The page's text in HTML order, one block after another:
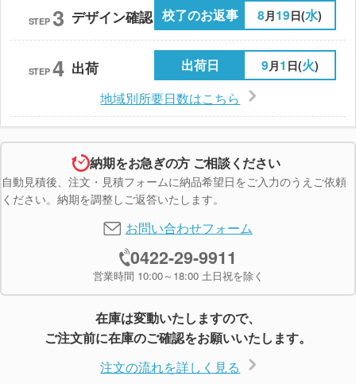
STEP 3 デザイン確認 校了のお返事 8月19日(水)
STEP 4 出荷 出荷日 9月1 日(火)
地域別所要日数はこちら
納期をお急ぎの方 ご相談ください
自動見積後、注文・見積フォームに納品希望日をご入力のうえご依頼
ください。納期を調整しご返答いたします。
お問い合わせフォーム
0422-29-9911
営業時間 10:00～18:00 土日祝を除く
在庫は変動いたしますので、
ご注文前に在庫のご確認をお願いいたします。
注文の流れを詳しく見る